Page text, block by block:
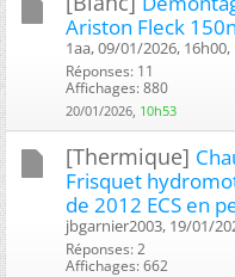
Ariston Fleck
1aa, 09/01/2026, 16h00, ‎
Réponses: 11
Affichages: 880
20/01/2026, 10h53
[Thermique]
Frisquet
de 2012 ECS en
jbgarnier2003, 19/01/
Réponses: 2
Affichages: 662